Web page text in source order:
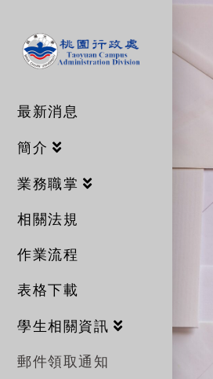
最新消息
簡介
業務職掌
相關法規
作業流程
表格下載
學生相關資訊
郵件領取通知